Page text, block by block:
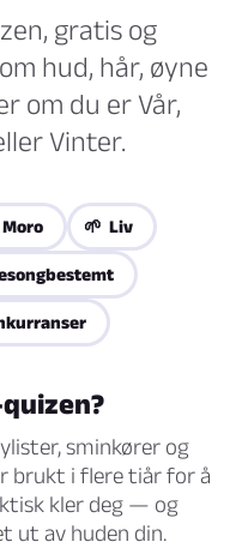
gratis og
hud, hår, øyne
om du er Vår,
Vinter.
🌱 Liv
sminkører og
brukt i flere tiår for å
kler deg — og
ut av huden din.